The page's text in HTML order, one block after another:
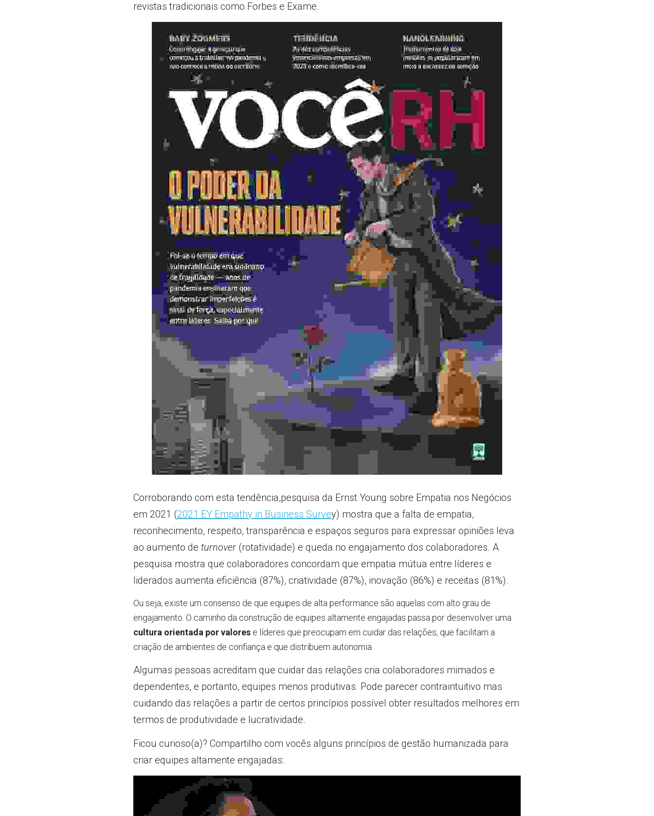
revistas tradicionais como Forbes e Exame.
Corroborando com esta tendência,pesquisa da Ernst Young sobre Empatia nos Negócios
em 2021 (2021 EY Empathy in Business Survey) mostra que a falta de empatia,
reconhecimento, respeito, transparência e espaços seguros para expressar opiniões leva
ao aumento de turnover (rotatividade) e queda no engajamento dos colaboradores. A
pesquisa mostra que colaboradores concordam que empatia mútua entre líderes e
liderados aumenta eficiência (87%), criatividade (87%), inovação (86%) e receitas (81%).
Ou seja, existe um consenso de que equipes de alta performance são aquelas com alto grau de
cultura orientada por valores e líderes que preocupam em cuidar das relações, que facilitam a
criação de ambientes de confiança e que distribuem autonomia.
Algumas pessoas acreditam que cuidar das relações cria colaboradores mimados e
dependentes, e portanto, equipes menos produtivas. Pode parecer contraintuitivo mas
cuidando das relações a partir de certos princípios possível obter resultados melhores em
termos de produtividade e lucratividade.
Ficou curioso(a)? Compartilho com vocês alguns princípios de gestão humanizada para
criar equipes altamente engajadas: